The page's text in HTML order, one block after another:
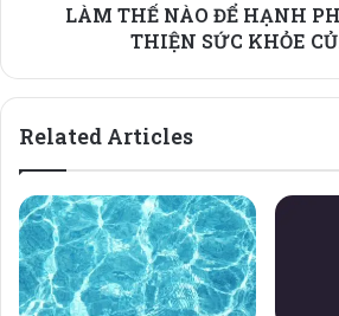
LÀM THẾ NÀO ĐỂ HẠNH
THIỆN SỨC KHỎE
Related Articles